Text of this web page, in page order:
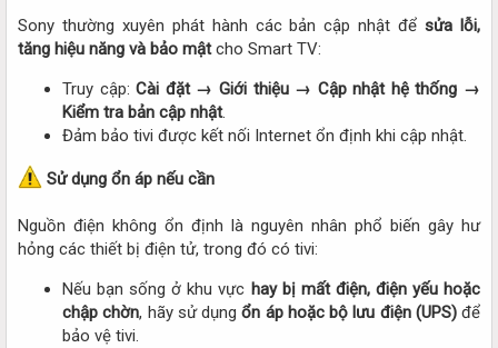
Sony thường xuyên phát hành các bản cập nhật đểsửa lỗi,
tăng hiệu năng và bảo mậtcho Smart TV:​
Truy cập:Cài đặt → Giới thiệu → Cập nhật hệ thống →
Kiểm tra bản cập nhật.​
Đảm bảo tivi được kết nối Internet ổn định khi cập nhật.​
Sử dụng ổn áp nếu cần
Nguồn điện không ổn định là nguyên nhân phổ biến gây hư
hỏng các thiết bị điện tử, trong đó có tivi:​
Nếu bạn sống ở khu vực hay bị mất điện, điện yếu hoặc
chập chờn, hãy sử dụngổn áp hoặc bộ lưu điện (UPS)để
bảo vệ tivi.​